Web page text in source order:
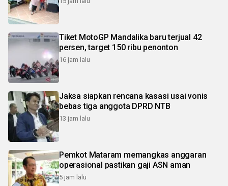
Tiket MotoGP Mandalika baru terjual 42
persen, target 150 ribu penonton
16 jam lalu
Jaksa siapkan rencana kasasi usai vonis
bebas tiga anggota DPRD NTB
13 jam lalu
Pemkot Mataram memangkas anggaran
operasional pastikan gaji ASN aman
5 jam lalu